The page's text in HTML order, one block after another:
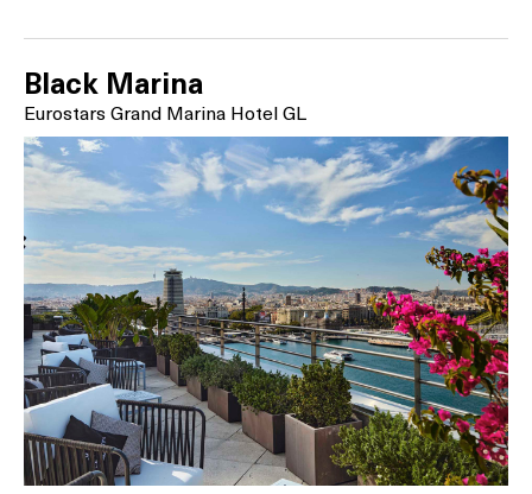
Black Marina
Eurostars Grand Marina Hotel GL